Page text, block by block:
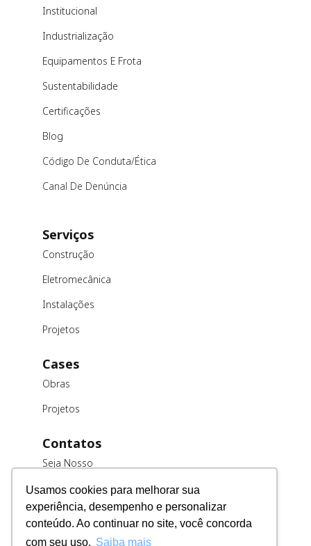
Usamos cookies para melhorar sua
experiência, desempenho e personalizar
conteúdo. Ao continuar no site, você concorda
com seu uso. Saiba mais
Institucional
Industrialização
Equipamentos E Frota
Sustentabilidade
Certificações
Blog
Código De Conduta/ética
Canal De Denúncia
Serviços
Construção
Eletromecânica
Instalações
Projetos
Cases
Obras
Projetos
Contatos
Seja Nosso
Trabalhe
Conosco
Fornecedores